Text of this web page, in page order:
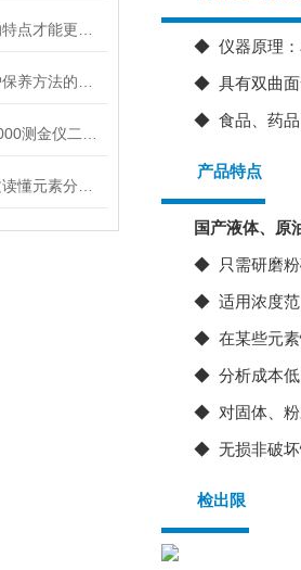
◆ 仪器原理：
◆ 具有双曲面
◆ 食品、药品
产品特点
国产液体、原
◆ 只需研磨粉
◆ 适用浓度范
◆ 在某些元素
◆ 分析成本低
◆ 对固体、粉
◆ 无损非破坏
检出限